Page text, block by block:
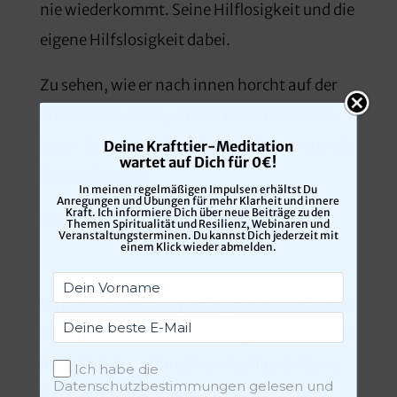
nie wiederkommt. Seine Hilflosigkeit und die
eigene Hilfslosigkeit dabei.
Zu sehen, wie er nach innen horcht auf der
kann. Es dann bleiben lässt und traurig in die
Das ist für mich schwer auszuhalten.
Im klassischen Storytelling kommt an dieser
Stelle jetzt die Problemlösung, aber ich habe
ihn nicht, den ultimativen Resilienz-Move
Deine Krafttier-Meditation
wartet auf Dich für 0€!
In meinen regelmäßigen Impulsen erhältst Du
Anregungen und Übungen für mehr Klarheit und innere
Kraft. Ich informiere Dich über neue Beiträge zu den
Themen Spiritualität und Resilienz, Webinaren und
Veranstaltungsterminen. Du kannst Dich jederzeit mit
einem Klick wieder abmelden.
Ich habe die
Datenschutzbestimmungen gelesen und